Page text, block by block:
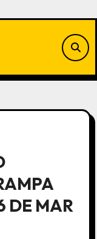
DE MAR